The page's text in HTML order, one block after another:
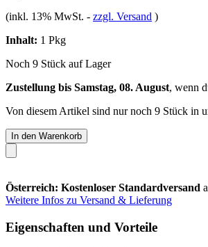
(inkl. 13% MwSt. - zzgl. Versand )
Inhalt: 1 Pkg
Noch 9 Stück auf Lager
Zustellung bis Samstag, 08. August, wenn
Von diesem Artikel sind nur noch 9 Stück in
In den Warenkorb
Österreich: Kostenloser Standardversand
Weitere Infos zu Versand & Lieferung
Eigenschaften und Vorteile